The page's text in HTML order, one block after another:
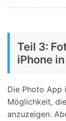
Teil 3:
iPhone
Die Photo App
Möglichkeit,
anzuzeigen.